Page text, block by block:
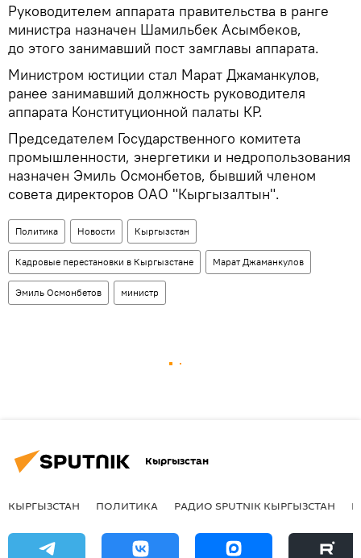
Руководителем аппарата правительства в ранге
министра назначен Шамильбек Асымбеков,
до этого занимавший пост замглавы аппарата.
Министром юстиции стал Марат Джаманкулов,
ранее занимавший должность руководителя
аппарата Конституционной палаты КР.
Председателем Государственного комитета
промышленности, энергетики и недропользования
назначен Эмиль Осмонбетов, бывший членом
совета директоров ОАО "Кыргызалтын".
Политика Новости Кыргызстан
Кадровые перестановки в Кыргызстане Марат Джаманкулов
Эмиль Осмонбетов министр
Кыргызстан
КЫРГЫЗСТАН ПОЛИТИКА РАДИО SPUTNIK КЫРГЫЗСТАН